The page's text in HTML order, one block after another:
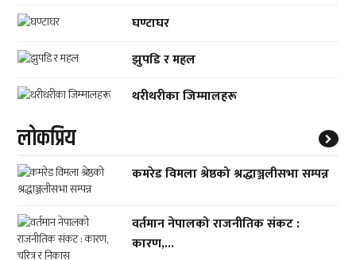
घण्टाघर
झुपडि र महल
थरीथरीका जिम्मालहरू
लाेकप्रिय
कमरेड विमला श्रेष्ठको श्रद्धाञ्जलीसभा सम्पन्न
वर्तमान नेपालको राजनीतिक संकट :
कारण,...